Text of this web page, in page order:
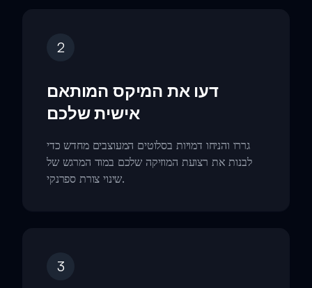
2
דעו את המיקס המותאם
אישית שלכם
גררו והניחו דמויות בסלוטים המעוצבים מחדש כדי
לבנות את רצועת המוזיקה שלכם במוד המרגש של
שינוי צורת ספרנקי.
3